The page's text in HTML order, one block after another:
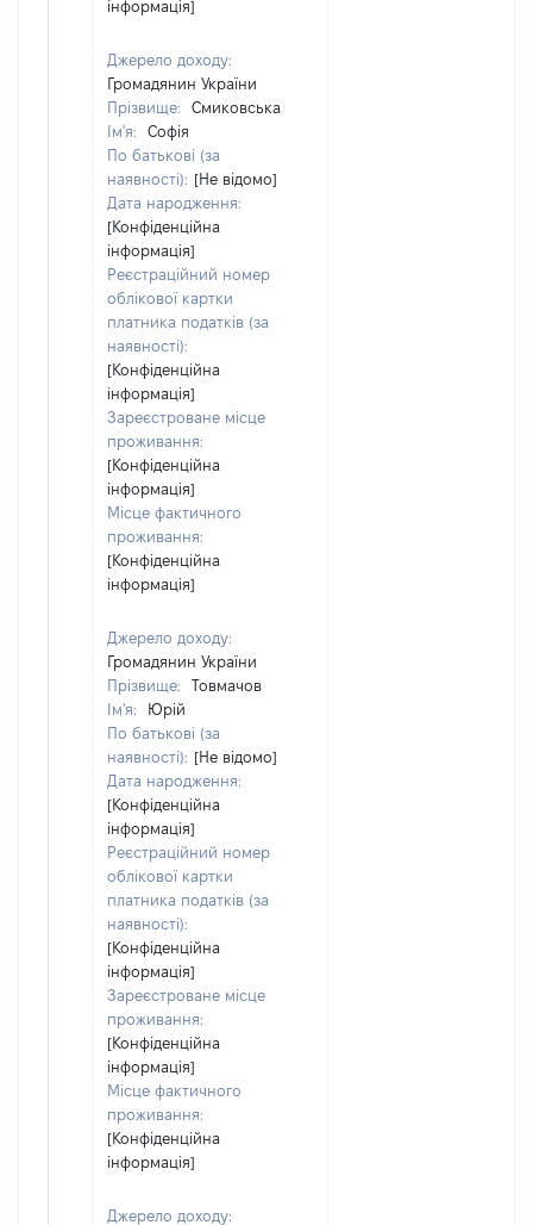
інформація]
Джерело доходу:
Громадянин України
Прізвище:
Смиковська
Ім'я:
Софія
По батькові (за
наявності): [Не відомо]
Дата народження:
[Конфіденційна
інформація]
Реєстраційний номер
облікової картки
платника податків (за
наявності):
[Конфіденційна
інформація]
Зареєстроване місце
проживання:
[Конфіденційна
інформація]
Місце фактичного
проживання:
[Конфіденційна
інформація]
Джерело доходу:
Громадянин України
Прізвище:
Товмачов
Ім'я:
Юрій
По батькові (за
наявності): [Не відомо]
Дата народження:
[Конфіденційна
інформація]
Реєстраційний номер
облікової картки
платника податків (за
наявності):
[Конфіденційна
інформація]
Зареєстроване місце
проживання:
[Конфіденційна
інформація]
Місце фактичного
проживання:
[Конфіденційна
інформація]
Джерело доходу: